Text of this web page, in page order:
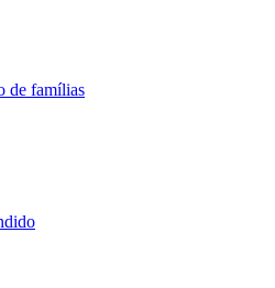
de famílias